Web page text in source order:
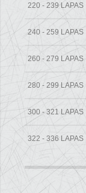
220 - 239 LAPAS
240 - 259 LAPAS
260 - 279 LAPAS
280 - 299 LAPAS
300 - 321 LAPAS
322 - 336 LAPAS